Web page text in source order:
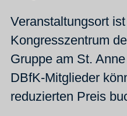
Veranstaltungsort
Kongresszentrum
Gruppe am St.
DBfK-Mitglieder
reduzierten Preis